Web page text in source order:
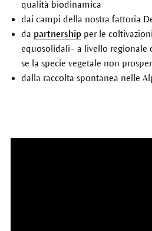
qualità biodinamica
dai campi della nostra fattoria
da partnershipper le
equosolidali– a livello regionale
se la specie vegetale non
dalla raccolta spontanea nelle